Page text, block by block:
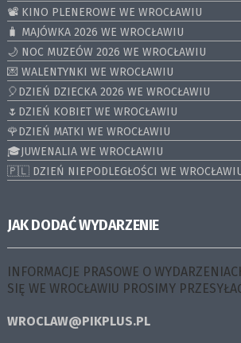
📽️ KINO PLENEROWE WE WROCŁAWIU
🧳 MAJÓWKA 2026 WE WROCŁAWIU
🌙 NOC MUZEÓW 2026 WE WROCŁAWIU
💌 WALENTYNKI WE WROCŁAWIU
🎈DZIEŃ DZIECKA 2026 WE WROCŁAWIU
🌷DZIEŃ KOBIET WE WROCŁAWIU
🌹DZIEŃ MATKI WE WROCŁAWIU
🎓JUWENALIA WE WROCŁAWIU
🇵🇱 DZIEŃ NIEPODLEGŁOŚCI WE
JAK DODAĆ WYDARZENIE
INFORMACJE PRASOWE O
SIĘ WE WROCŁAWIU PROSIMY
WROCLAW@PIKPLUS.PL